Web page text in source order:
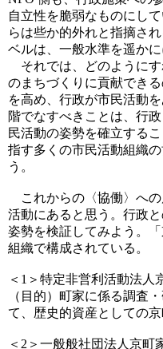
自立性を脆弱なものにし
らは些か的外れと指摘さ
ベルは、一般水準を遥か
それでは、どのようにす
のまちづくりに貢献でき
を高め、行政が市民活動
階でなすべきことは、行
民活動の姿勢を確立する
指す多くの市民活動組織
う。
これからの〈協働〉への
活動にあると思う。行政
姿勢を検証してみよう。
組織で構成されている。
＜1＞特定非営利活動法人
（目的）町家に係る調査
て、歴史的資産としての
＜2＞一般般社団法人京町